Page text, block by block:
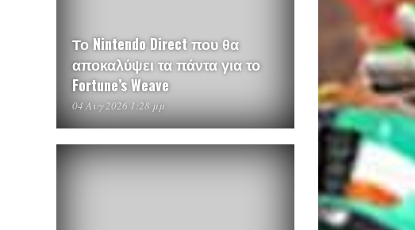
Το Nintendo Direct που θα
αποκαλύψει τα πάντα για το
Fortune’s Weave
04 Αυγ 2026 1:28 μμ